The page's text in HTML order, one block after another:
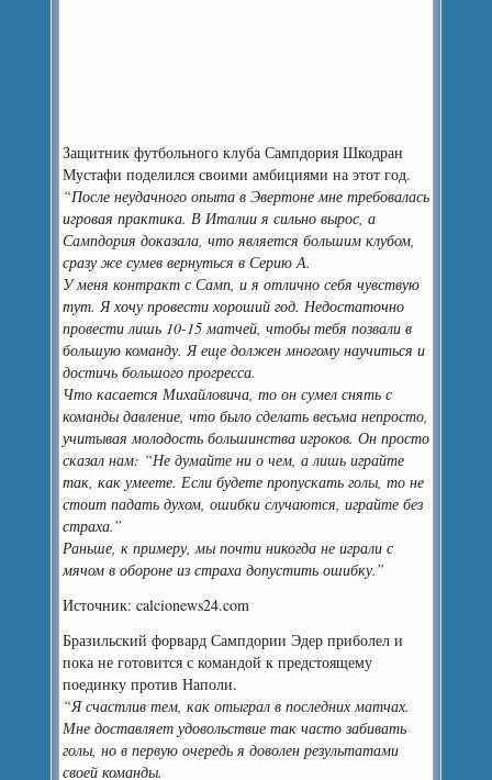
Защитник футбольного клуба Сампдория Шкодран
Мустафи поделился своими амбициями на этот год.
“После неудачного опыта в Эвертоне мне требовалась
игровая практика. В Италии я сильно вырос, а
Сампдория доказала, что является большим клубом,
сразу же сумев вернуться в Серию А.
У меня контракт с Самп, и я отлично себя чувствую
тут. Я хочу провести хороший год. Недостаточно
провести лишь 10-15 матчей, чтобы тебя позвали в
большую команду. Я еще должен многому научиться и
достичь большого прогресса.
Что касается Михайловича, то он сумел снять с
команды давление, что было сделать весьма непросто,
учитывая молодость большинства игроков. Он просто
сказал нам: “Не думайте ни о чем, а лишь играйте
так, как умеете. Если будете пропускать голы, то не
стоит падать духом, ошибки случаются, играйте без
страха.”
Раньше, к примеру, мы почти никогда не играли с
мячом в обороне из страха допустить ошибку.”
Источник: calcionews24.com
Бразильский форвард Сампдории Эдер приболел и
пока не готовится с командой к предстоящему
поединку против Наполи.
“Я счастлив тем, как отыграл в последних матчах.
Мне доставляет удовольствие так часто забивать
голы, но в первую очередь я доволен результатами
своей команды.